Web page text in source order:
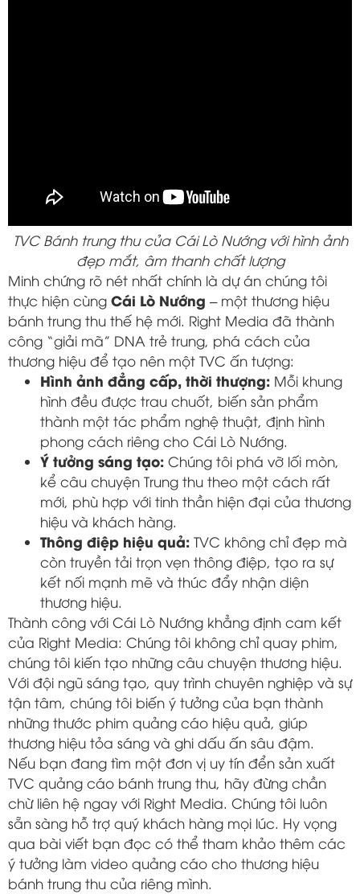
TVC Bánh trung thu của Cái Lò Nướng với hình ảnh
đẹp mắt, âm thanh chất lượng
Minh chứng rõ nét nhất chính là dự án chúng tôi
thực hiện cùng Cái Lò Nướng – một thương hiệu
bánh trung thu thế hệ mới. Right Media đã thành
công “giải mã” DNA trẻ trung, phá cách của
thương hiệu để tạo nên một TVC ấn tượng:
Hình ảnh đẳng cấp, thời thượng: Mỗi khung
hình đều được trau chuốt, biến sản phẩm
thành một tác phẩm nghệ thuật, định hình
phong cách riêng cho Cái Lò Nướng.
Ý tưởng sáng tạo: Chúng tôi phá vỡ lối mòn,
kể câu chuyện Trung thu theo một cách rất
mới, phù hợp với tinh thần hiện đại của thương
hiệu và khách hàng.
Thông điệp hiệu quả: TVC không chỉ đẹp mà
còn truyền tải trọn vẹn thông điệp, tạo ra sự
kết nối mạnh mẽ và thúc đẩy nhận diện
thương hiệu.
Thành công với Cái Lò Nướng khẳng định cam kết
của Right Media: Chúng tôi không chỉ quay phim,
chúng tôi kiến tạo những câu chuyện thương hiệu.
Với đội ngũ sáng tạo, quy trình chuyên nghiệp và sự
tận tâm, chúng tôi biến ý tưởng của bạn thành
những thước phim quảng cáo hiệu quả, giúp
thương hiệu tỏa sáng và ghi dấu ấn sâu đậm.
Nếu bạn đang tìm một đơn vị uy tín đển sản xuất
TVC quảng cáo bánh trung thu, hãy đừng chần
chừ liên hệ ngay với Right Media. Chúng tôi luôn
sẵn sàng hỗ trợ quý khách hàng mọi lúc. Hy vọng
qua bài viết bạn đọc có thể tham khảo thêm các
ý tưởng làm video quảng cáo cho thương hiệu
bánh trung thu của riêng mình.